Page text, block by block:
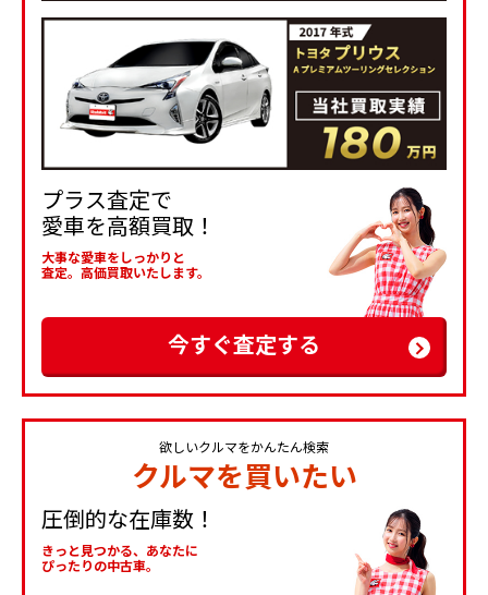
プラス査定で
愛車を高額買取！
大事な愛車をしっかりと
査定。高価買取いたします。
今すぐ査定する
欲しいクルマをかんたん検索
クルマを買いたい
圧倒的な在庫数！
きっと見つかる、あなたに
ぴったりの中古車。